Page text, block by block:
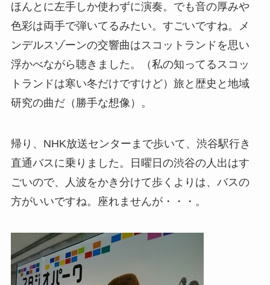
ほんとに左手しか使わずに演奏。でも音の厚みや
色彩は両手で弾いてるみたい。すごいですね。メ
ンデルスゾーンの交響曲はスコットランドを思い
浮かべながら聴きました。（私の知ってるスコッ
トランドは寒い冬だけですけど）旅と歴史と地域
研究の曲だ（勝手な想像）。
帰り、NHK放送センターまで歩いて、渋谷駅行き
直通バスに乗りました。日曜日の渋谷の人出はす
ごいので、人波をかき分けて歩くよりは、バスの
方がいいですね。座れませんが・・・。